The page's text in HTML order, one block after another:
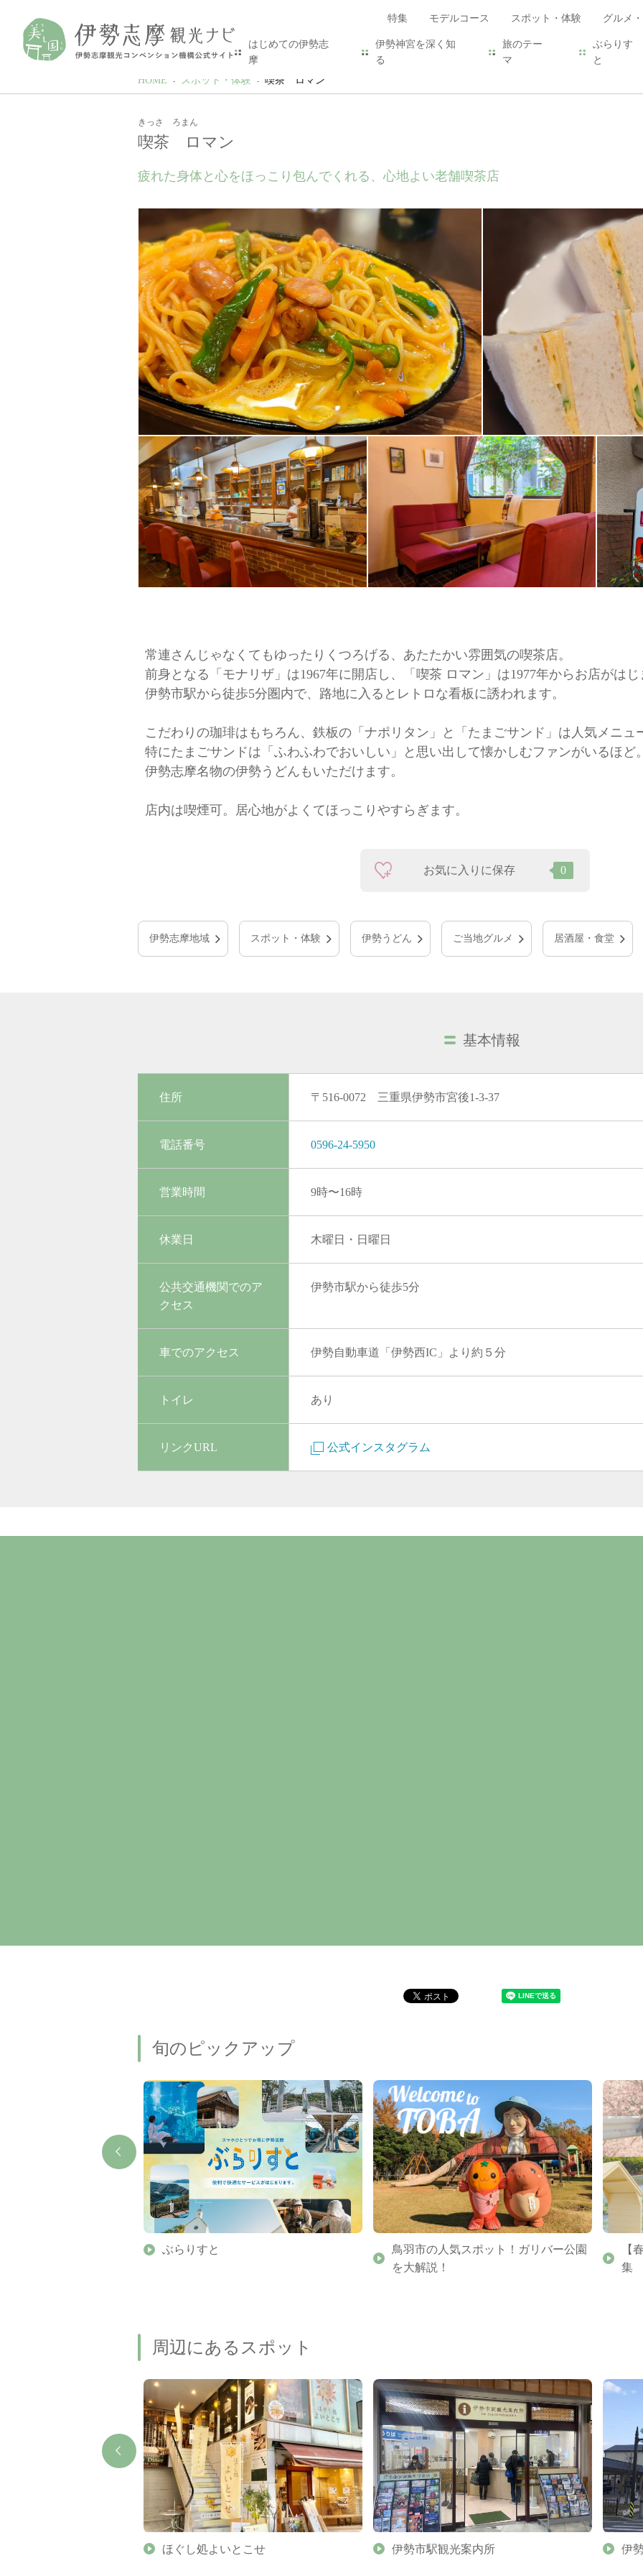
特集 モデルコース スポット・体験 グルメ
はじめての伊勢志
摩
伊勢神宮を深く知
る
旅のテー
マ
ぶらりす
と
HOME スポット・体験 喫茶 ロマン
きっさ ろまん
喫茶 ロマン
疲れた身体と心をほっこり包んでくれる、心地よい老舗喫茶店
常連さんじゃなくてもゆったりくつろげる、あたたかい雰囲気の喫茶店。
前身となる「モナリザ」は1967年に開店し、「喫茶 ロマン」は1977年からお店がはじ
伊勢市駅から徒歩5分圏内で、路地に入るとレトロな看板に誘われます。
こだわりの珈琲はもちろん、鉄板の「ナポリタン」と「たまごサンド」は人気メニュ
特にたまごサンドは「ふわふわでおいしい」と思い出して懐かしむファンがいるほど。
伊勢志摩名物の伊勢うどんもいただけます。
店内は喫煙可。居心地がよくてほっこりやすらぎます。
お気に入りに保存 0
伊勢志摩地域 スポット・体験 伊勢うどん ご当地グルメ 居酒屋・食堂
基本情報
住所 〒516-0072 三重県伊勢市宮後1-3-37
電話番号 0596-24-5950
営業時間 9時〜16時
休業日 木曜日・日曜日
公共交通機関でのア
クセス
伊勢市駅から徒歩5分
車でのアクセス 伊勢自動車道「伊勢西IC」より約５分
トイレ あり
リンクURL 公式インスタグラム
旬のピックアップ
ぶらりすと
鳥羽市の人気スポット！ガリバー公園
を大解説！
【
集
周辺にあるスポット
ほぐし処よいとこせ 伊勢市駅観光案内所 伊